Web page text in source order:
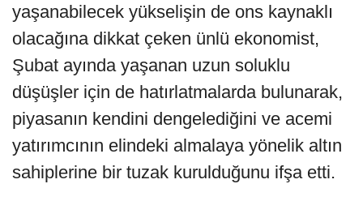
yaşanabilecek yükselişin de ons kaynaklı
olacağına dikkat çeken ünlü ekonomist,
Şubat ayında yaşanan uzun soluklu
düşüşler için de hatırlatmalarda bulunarak,
piyasanın kendini dengelediğini ve acemi
yatırımcının elindeki almalaya yönelik altın
sahiplerine bir tuzak kurulduğunu ifşa etti.